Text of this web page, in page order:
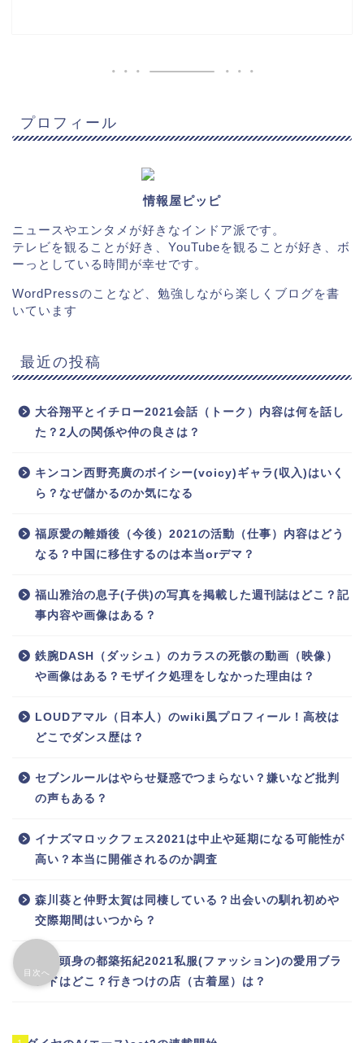
プロフィール
情報屋ピッピ
ニュースやエンタメが好きなインドア派です。
テレビを観ることが好き、YouTubeを観ることが好き、ボ
ーっとしている時間が幸せです。
WordPressのことなど、勉強しながら楽しくブログを書
いています
最近の投稿
大谷翔平とイチロー2021会話（トーク）内容は何を話し
た？2人の関係や仲の良さは？
キンコン西野亮廣のボイシー(voicy)ギャラ(収入)はいく
ら？なぜ儲かるのか気になる
福原愛の離婚後（今後）2021の活動（仕事）内容はどう
なる？中国に移住するのは本当orデマ？
福山雅治の息子(子供)の写真を掲載した週刊誌はどこ？記
事内容や画像はある？
鉄腕DASH（ダッシュ）のカラスの死骸の動画（映像）
や画像はある？モザイク処理をしなかった理由は？
LOUDアマル（日本人）のwiki風プロフィール！高校は
どこでダンス歴は？
セブンルールはやらせ疑惑でつまらない？嫌いなど批判
の声もある？
イナズマロックフェス2021は中止や延期になる可能性が
高い？本当に開催されるのか調査
森川葵と仲野太賀は同棲している？出会いの馴れ初めや
交際期間はいつから？
四千頭身の都築拓紀2021私服(ファッション)の愛用ブラ
ンドはどこ？行きつけの店（古着屋）は？
目次へ